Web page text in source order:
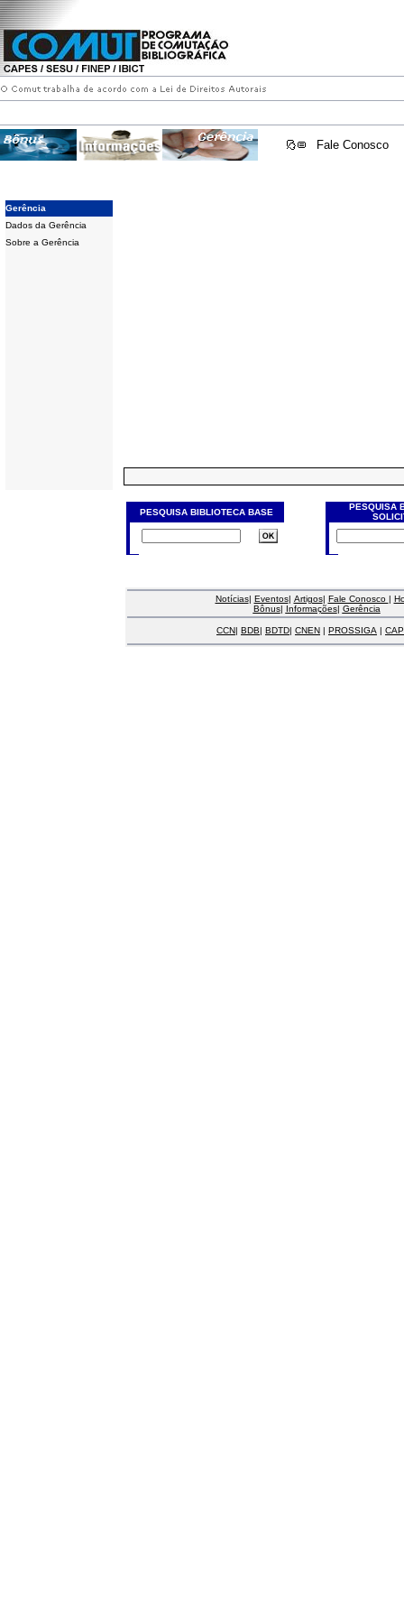
Fale Conosco
Gerência
Dados da Gerência
Sobre a Gerência
PESQUISA BIBLIOTECA BASE
PESQUISA
Notícias| Eventos| Artigos| Fale Conosco |
Bônus| Informações| Gerência
CCN| BDB| BDTD| CNEN | PROSSIGA |